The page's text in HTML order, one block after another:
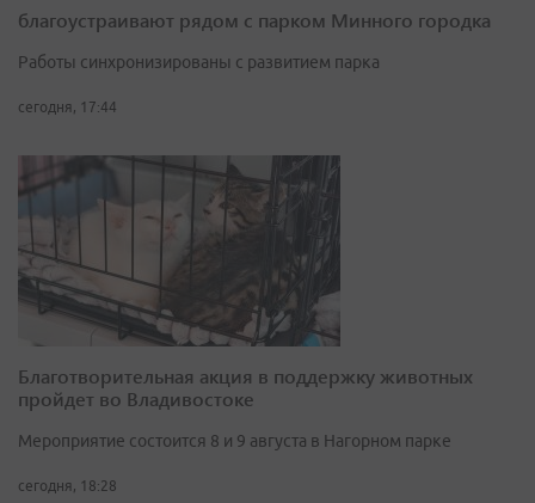
благоустраивают рядом с парком Минного городка
Работы синхронизированы с развитием парка
сегодня, 17:44
Благотворительная акция в поддержку животных
пройдет во Владивостоке
Мероприятие состоится 8 и 9 августа в Нагорном парке
сегодня, 18:28